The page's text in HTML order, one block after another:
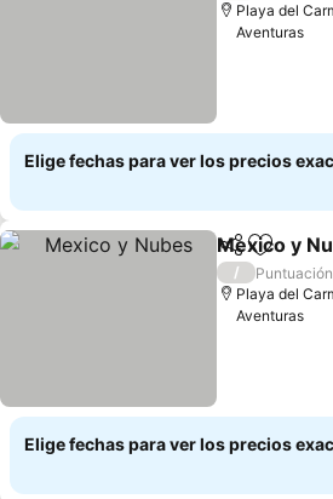
Playa del
Aventuras
Elige fechas para ver los precios
Compartir
Mexico y
/
Playa del
Aventuras
Elige fechas para ver los precios